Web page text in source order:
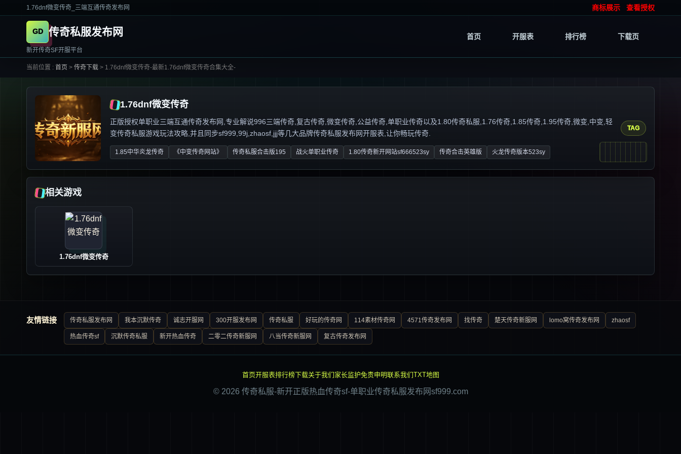
1.76dnf微变传奇_三端互通传奇发布网 商标展示 查看授权
传奇私服发布网
新开传奇SF开服平台
首页 开服表 排行榜 下载页
当前位置 : 首页 > 传奇下载 > 1.76dnf微变传奇-最新1.76dnf微变传奇合集大全-
1.76dnf微变传奇
正版授权单职业三端互通传奇发布网,专业解说996三端传奇,复古传奇,微变传奇,公益传奇,单职业传奇以及1.80传奇私服,1.76传奇,1.85传奇,1.95传奇,微变,中变,轻
变传奇私服游戏玩法攻略,并且同步sf999,99j,zhaosf,jjj等几大品牌传奇私服发布网开服表,让你畅玩传奇.
1.85中华炎龙传奇 《中变传奇网站》 传奇私服合击版195 战火单职业传奇 1.80传奇新开网站sf666523sy 传奇合击英雄版 火龙传奇版本523sy
TAG
相关游戏
1.76dnf微变传奇
友情链接 传奇私服发布网 我本沉默传奇 诚志开服网 300开服发布网 传奇私服 好玩的传奇网 114素材传奇网 4571传奇发布网 找传奇 楚天传奇新服网 lomo窝传奇发布网 zhaosf
热血传奇sf 沉默传奇私服 新开热血传奇 二零二传奇新服网 八当传奇新服网 复古传奇发布网
首页开服表排行榜下载关于我们 家长监护免责申明联系我们TXT地图
© 2026 传奇私服-新开正版热血传奇sf-单职业传奇私服发布网sf999.com